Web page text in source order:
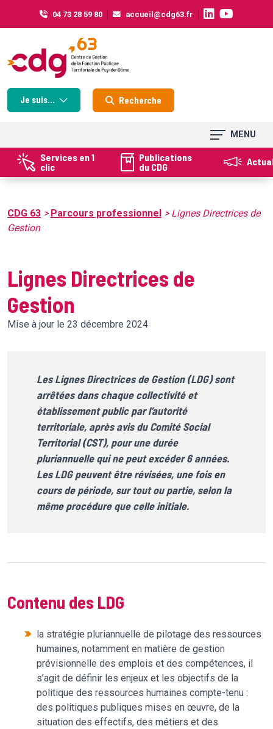
04 73 28 59 80 accueil@cdg63.fr
Je suis... Recherche
MENU
Services en 1
clic
Publications
du CDG
CDG 63 > Parcours professionnel > Lignes Directrices de
Gestion
Lignes Directrices de
Gestion
Mise à jour le 23 décembre 2024
Les Lignes Directrices de Gestion (LDG) sont
arrêtées dans chaque collectivité et
établissement public par l’autorité
territoriale, après avis du Comité Social
Territorial (CST), pour une durée
pluriannuelle qui ne peut excéder 6 années.
Les LDG peuvent être révisées, une fois en
cours de période, sur tout ou partie, selon la
même procédure que celle initiale.
Contenu des LDG
la stratégie pluriannuelle de pilotage des ressources
humaines, notamment en matière de gestion
prévisionnelle des emplois et des compétences, il
s’agit de définir les enjeux et les objectifs de la
politique des ressources humaines compte-tenu :
des politiques publiques mises en œuvre, de la
situation des effectifs, des métiers et des
Cookies management panel